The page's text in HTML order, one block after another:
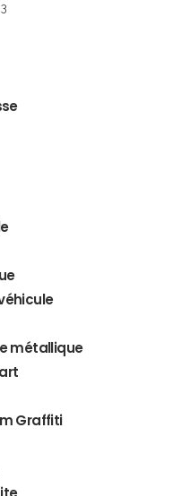
métallique
Graffiti